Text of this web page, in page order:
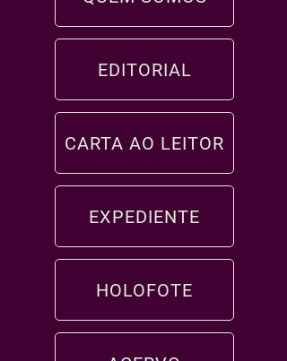
EDITORIAL
CARTA AO LEITOR
EXPEDIENTE
HOLOFOTE